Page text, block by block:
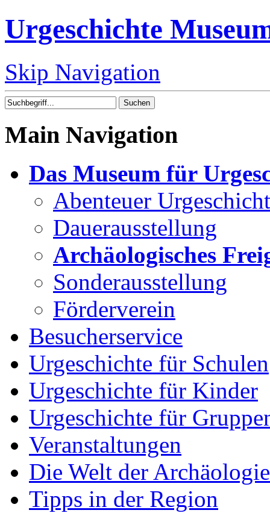
Urgeschichte
Skip Navigation
Suchen
Main Navigation
Das Museum für
Abenteuer
Dauerausstellung
Archäologisches
Sonderausstellung
Förderverein
Besucherservice
Urgeschichte für Schulen
Urgeschichte für Kinder
Urgeschichte für
Veranstaltungen
Die Welt der Archäologie
Tipps in der Region